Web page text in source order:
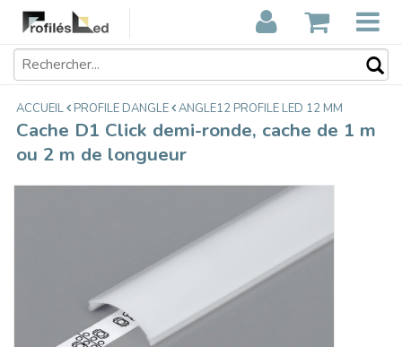
Cache D1 Click demi-ronde, cache de
1 m ou 2 m de longueur
€6,95
ACCUEIL PROFILE DANGLE ANGLE12 PROFILE LED 12 MM
Cache D1 Click demi-ronde, cache de 1 m
ou 2 m de longueur